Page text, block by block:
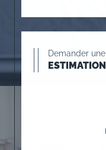
Demander une
ESTIMATION